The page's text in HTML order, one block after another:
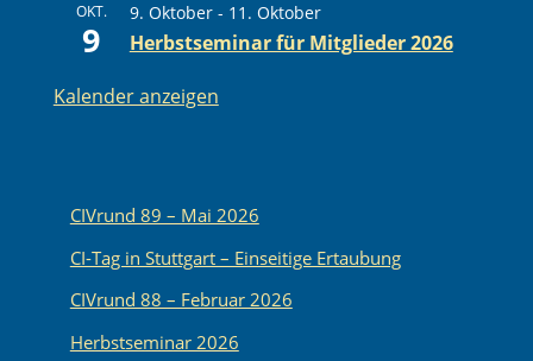
OKT.
9
9. Oktober- 11. Oktober
Herbstseminar für Mitglieder 2026
Kalender anzeigen
CIVrund 89 – Mai 2026
CI-Tag in Stuttgart – Einseitige Ertaubung
CIVrund 88 – Februar 2026
Herbstseminar 2026